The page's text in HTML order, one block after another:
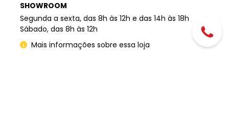
SHOWROOM
Segunda a sexta, das 8h às 12h e das 14h às 18h
Sábado, das 8h às 12h
Mais informações sobre essa loja